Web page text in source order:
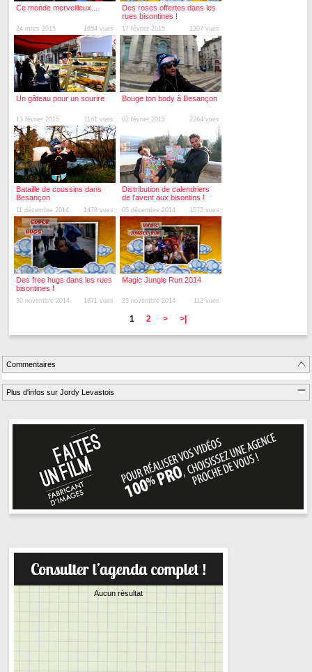
Ce monde merveilleux...
24 mars 2015 1654 vues
Des roses offertes dans les
rues bisontines !
17 février 2015 1307 vues
Un gâteau pour un sourire
13 février 2015 1161 vues
Bouge ton body à Besançon
02 février 2015 2264 vues
Bataille de coussins dans
Besançon
11 décembre 2014 1478 vues
Distribution de calendriers
de l'avent aux bisontins !
05 décembre 2014 1572 vues
Des free hugs dans les rues
bisontines !
30 novembre 2014 1871 vues
Magic Jungle Run 2014
23 novembre 2014 112 vues
1 2 > >|
Commentaires
Plus d'infos sur Jordy Levastois
Aucun résultat